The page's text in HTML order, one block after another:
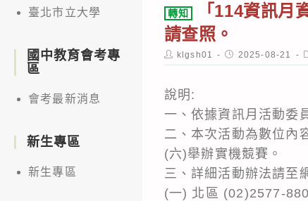
轉知
「114資訊月
請查照。
Post
author:
klgsh01
Post
published:
2025-08-21
說明:
一、依據資訊月活動委
二、本次活動為數位內
(六)舉辦實機競賽。
三、詳細活動辦法請至
(一) 北區 (02)2577-
臺北市立大學
國中教育會考專
區
會考最新消息
新生專區
新生專區